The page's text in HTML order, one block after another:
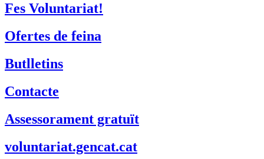
Fes Voluntariat!
Ofertes de feina
Butlletins
Contacte
Assessorament gratuït
voluntariat.gencat.cat